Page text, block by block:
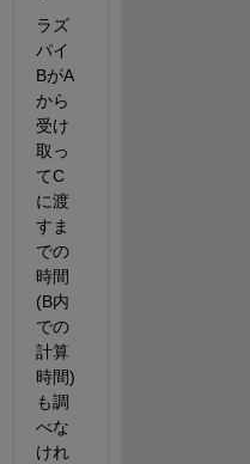
ラズ
パイ
BがA
から
受け
取っ
てC
に渡
すま
での
時間
(B内
での
計算
時間)
も調
べな
けれ